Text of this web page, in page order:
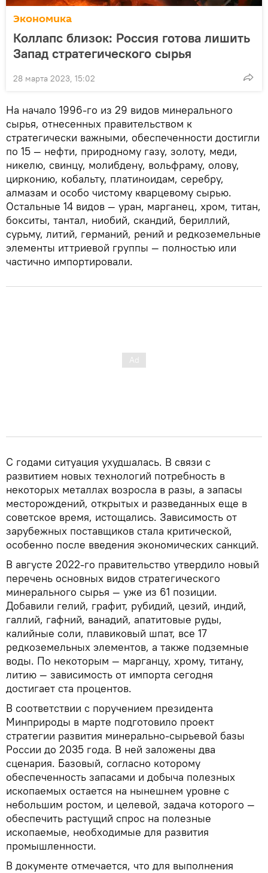
Экономика
Коллапс близок: Россия готова лишить
Запад стратегического сырья
28 марта 2023, 15:02
На начало 1996-го из 29 видов минерального
сырья, отнесенных правительством к
стратегически важными, обеспеченности достигли
по 15 — нефти, природному газу, золоту, меди,
никелю, свинцу, молибдену, вольфраму, олову,
цирконию, кобальту, платиноидам, серебру,
алмазам и особо чистому кварцевому сырью.
Остальные 14 видов — уран, марганец, хром, титан,
бокситы, тантал, ниобий, скандий, бериллий,
сурьму, литий, германий, рений и редкоземельные
элементы иттриевой группы — полностью или
частично импортировали.
С годами ситуация ухудшалась. В связи с
развитием новых технологий потребность в
некоторых металлах возросла в разы, а запасы
месторождений, открытых и разведанных еще в
советское время, истощались. Зависимость от
зарубежных поставщиков стала критической,
особенно после введения экономических санкций.
В августе 2022-го правительство утвердило новый
перечень основных видов стратегического
минерального сырья — уже из 61 позиции.
Добавили гелий, графит, рубидий, цезий, индий,
галлий, гафний, ванадий, апатитовые руды,
калийные соли, плавиковый шпат, все 17
редкоземельных элементов, а также подземные
воды. По некоторым — марганцу, хрому, титану,
литию — зависимость от импорта сегодня
достигает ста процентов.
В соответствии с поручением президента
Минприроды в марте подготовило проект
стратегии развития минерально-сырьевой базы
России до 2035 года. В ней заложены два
сценария. Базовый, согласно которому
обеспеченность запасами и добыча полезных
ископаемых остается на нынешнем уровне с
небольшим ростом, и целевой, задача которого —
обеспечить растущий спрос на полезные
ископаемые, необходимые для развития
промышленности.
В документе отмечается, что для выполнения